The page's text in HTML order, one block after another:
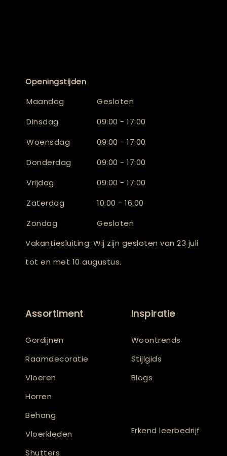
Openingstijden
Maandag
Gesloten
Dinsdag
09:00 - 17:00
Woensdag
09:00 - 17:00
Donderdag
09:00 - 17:00
Vrijdag
09:00 - 17:00
Zaterdag
10:00 - 16:00
Zondag
Gesloten
Vakantiesluiting: Wij zijn gesloten van 23 juli
tot en met 10 augustus.
Assortiment
Gordijnen
Raamdecoratie
Vloeren
Horren
Behang
Vloerkleden
Shutters
Inspiratie
Woontrends
Stijlgids
Blogs
Erkend leerbedrijf